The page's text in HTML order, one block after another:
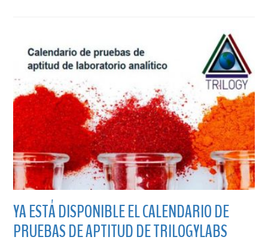
YA ESTÁ DISPONIBLE EL CALENDARIO DE
PRUEBAS DE APTITUD DE TRILOGYLABS